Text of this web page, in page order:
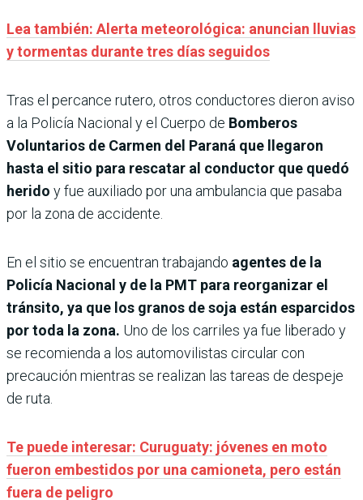
Lea también: Alerta meteorológica: anuncian lluvias
y tormentas durante tres días seguidos
Tras el percance rutero, otros conductores dieron aviso
a la Policía Nacional y el Cuerpo de Bomberos
Voluntarios de Carmen del Paraná que llegaron
hasta el sitio para rescatar al conductor que quedó
herido y fue auxiliado por una ambulancia que pasaba
por la zona de accidente.
En el sitio se encuentran trabajando agentes de la
Policía Nacional y de la PMT para reorganizar el
tránsito, ya que los granos de soja están esparcidos
por toda la zona. Uno de los carriles ya fue liberado y
se recomienda a los automovilistas circular con
precaución mientras se realizan las tareas de despeje
de ruta.
Te puede interesar: Curuguaty: jóvenes en moto
fueron embestidos por una camioneta, pero están
fuera de peligro